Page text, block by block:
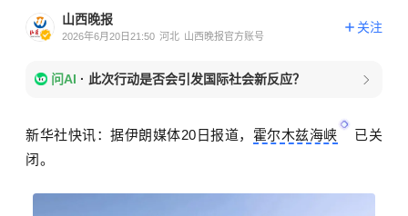
山西晚报
2026年6月20日21:50 河北 山西晚报官方账号
关注
问AI · 此次行动是否会引发国际社会新反应？
新华社快讯：据伊朗媒体20日报道， 霍尔木兹海峡
已关
闭。